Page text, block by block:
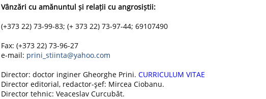
Vânzări cu amănuntul și relații cu angrosiștii:
(+373 22) 73-99-83; (+ 373 22) 73-97-44; 69107490
Fax: (+373 22) 73-96-27
e-mail: prini_stiinta@yahoo.com
Director: doctor inginer Gheorghe Prini. CURRICULUM VITAE
Director editorial, redactor-şef: Mircea Ciobanu.
Director tehnic: Veaceslav Curcubăt.